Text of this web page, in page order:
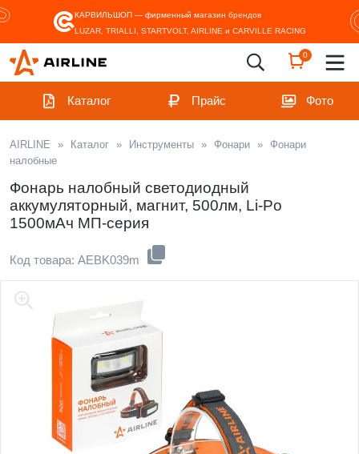
КАРВИЛЬШОП — фирменный магазин брендов
LUZAR, TRIALLI, STARTVOLT, AIRLINE и CARVILLE RACING
0
Каталог Прайс Фото
AIRLINE » Каталог » Инструменты » Фонари » Фонари
налобные
Фонарь налобный светодиодный
аккумуляторный, магнит, 500лм, Li-Po
1500мАч МП-серия
Код товара: AEBK039m